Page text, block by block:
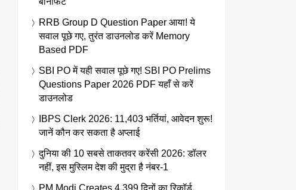
RRB Group D Question Paper आया! ये
सवाल पूछे गए, तुरंत डाउनलोड करें Memory
Based PDF
SBI PO में यही सवाल पूछे गए! SBI PO Prelims
Questions Paper 2026 PDF यहाँ से करें
डाउनलोड
IBPS Clerk 2026: 11,403 भर्तियां, आवेदन शुरू!
जानें कौन कर सकता है अप्लाई
दुनिया की 10 सबसे ताकतवर करेंसी 2026: डॉलर
नहीं, इस मुस्लिम देश की मुद्रा है नंबर-1
PM Modi Creates 4,399 दिनों का रिकॉर्ड,